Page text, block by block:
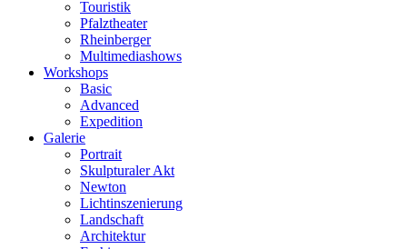
Touristik
Pfalztheater
Rheinberger
Multimediashows
Workshops
Basic
Advanced
Expedition
Galerie
Portrait
Skulpturaler Akt
Newton
Lichtinszenierung
Landschaft
Architektur